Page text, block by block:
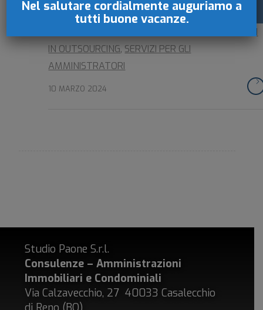
GESTIONE DELLA CONTABILITÀ CONDOMINIALE IN
IN OUTSOURCING, SERVIZI PER GLI
AMMINISTRATORI
10 MARZO 2024
Studio Paone S.r.l.
Consulenze – Amministrazioni
Immobiliari e Condominiali
Via Calzavecchio, 27 40033 Casalecchio
Nel salutare cordialmente auguriamo a
tutti buone vacanze.